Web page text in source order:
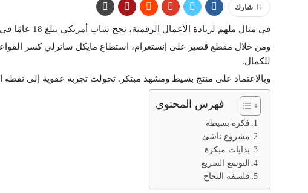
شارك
في مثال ملهم لريادة الأعمال الرقمية، نجح شاب أمريكي يبلغ 18 عامًا في تحويل فكرة بسيطة إلى مشروع يدر مئات الآلاف شهريًا.
ومن خلال مقطع قصير على إنستغرام، استطاع مايكل ساترلي كسر
للكمال.
وبالاعتماد على منتج بسيط ومشهد مبتكر. تحولت تجربة عفوية إلى نقطة
فهرس المحتوي
فكرة بسيطة
مشروع ناشئ
بدايات مبكرة
التوسع السريع
فلسفة النجاح